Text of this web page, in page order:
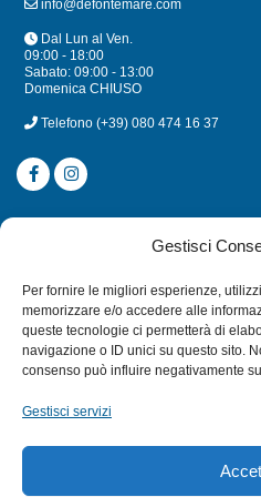
Gestisci
Per fornire le migliori esperienze,
memorizzare e/o accedere alle
queste tecnologie ci permetterà di
navigazione o ID unici su questo sito.
consenso può influire negativamente
Gestisci servizi
info@defontemare.com
Dal Lun al Ven.
09:00 - 18:00
Sabato: 09:00 - 13:00
Domenica CHIUSO
Telefono (+39) 080 474 16 37
CATEGORIE
MULINELLI
CANNE
ACCESSORI NAUTICI